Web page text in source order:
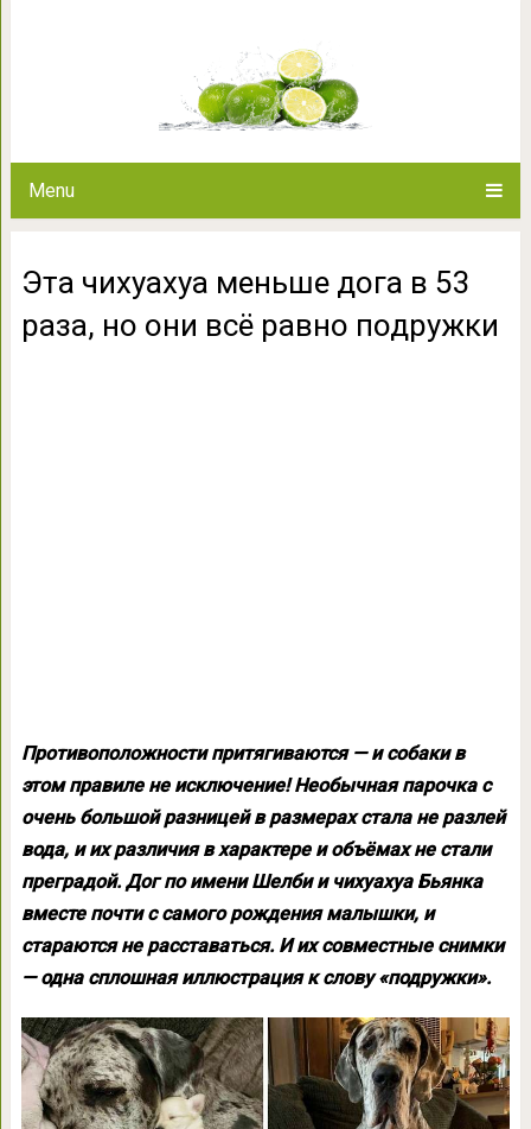
Menu
Эта чихуахуа меньше дога в 53
раза, но они всё равно подружки
Противоположности притягиваются — и собаки в
этом правиле не исключение! Необычная парочка с
очень большой разницей в размерах стала не разлей
вода, и их различия в характере и объёмах не стали
преградой. Дог по имени Шелби и чихуахуа Бьянка
вместе почти с самого рождения малышки, и
стараются не расставаться. И их совместные снимки
— одна сплошная иллюстрация к слову «подружки».